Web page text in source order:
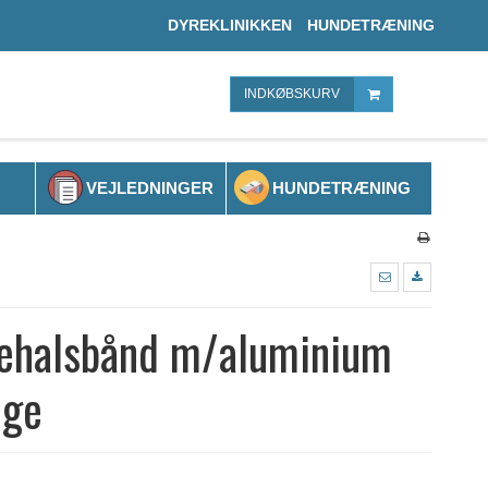
DYREKLINIKKEN HUNDETRÆNING
INDKØBSKURV
VEJLEDNINGER HUNDETRÆNING
m/aluminium